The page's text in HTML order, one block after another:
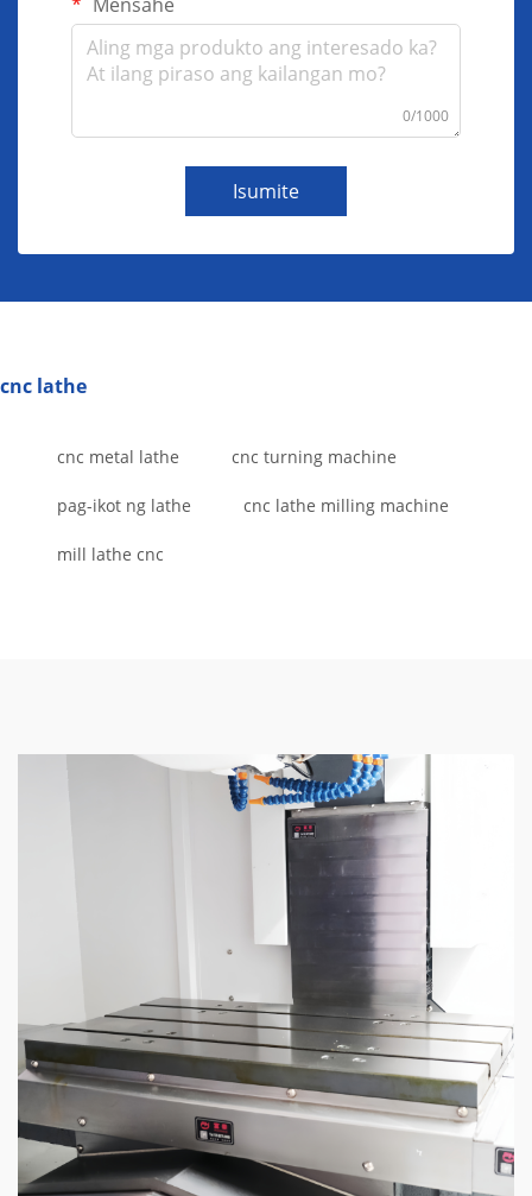
0/1000
Isumite
cnc lathe
cnc metal lathe cnc turning machine
pag-ikot ng lathe cnc lathe milling machine
mill lathe cnc